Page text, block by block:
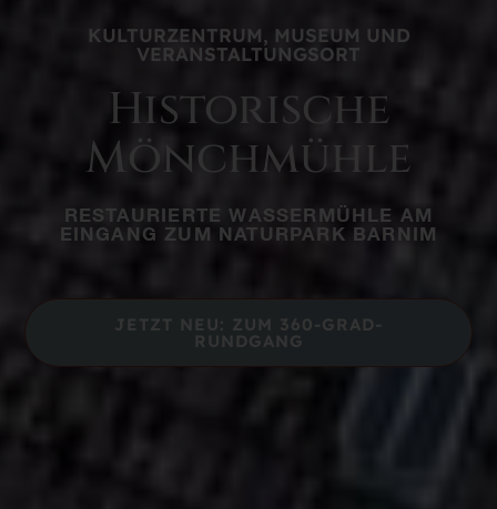
KULTURZENTRUM, MUSEUM UND
VERANSTALTUNGSORT
Historische
Mönchmühle
RESTAURIERTE WASSERMÜHLE AM
EINGANG ZUM NATURPARK BARNIM
JETZT NEU: ZUM 360-GRAD-
RUNDGANG